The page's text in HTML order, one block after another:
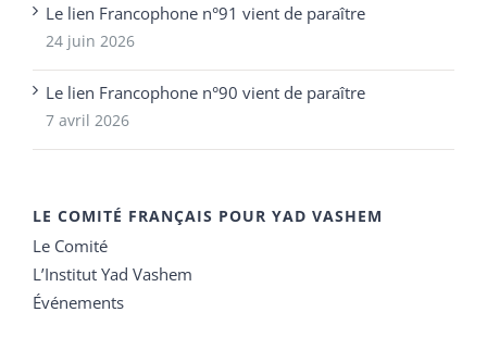
Le lien Francophone n°91 vient de paraître
24 juin 2026
Le lien Francophone n°90 vient de paraître
7 avril 2026
LE COMITÉ FRANÇAIS POUR YAD VASHEM
Le Comité
L’Institut Yad Vashem
Événements